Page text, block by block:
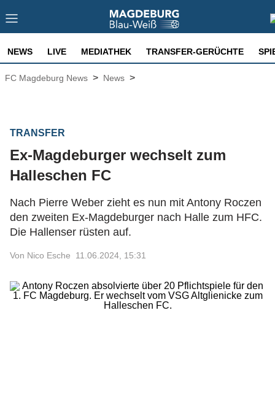
NEWS LIVE MEDIATHEK TRANSFER-GERÜCHTE
FC Magdeburg News > News >
TRANSFER
Ex-Magdeburger wechselt zum
Halleschen FC
Nach Pierre Weber zieht es nun mit Antony Roczen
den zweiten Ex-Magdeburger nach Halle zum HFC.
Die Hallenser rüsten auf.
Von Nico Esche 11.06.2024, 15:31